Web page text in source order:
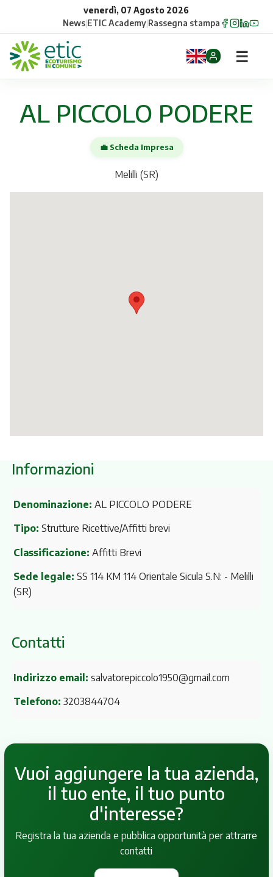
venerdì, 07 Agosto 2026
News|ETIC Academy|Rassegna stampa
Opportunità
☰
AL PICCOLO PODERE
💼 Scheda Impresa
Melilli (SR)
Informazioni
Denominazione: AL PICCOLO PODERE
Tipo: Strutture Ricettive/Affitti brevi
Classificazione: Affitti Brevi
Sede legale: SS 114 KM 114 Orientale Sicula S.N: - Melilli
(SR)
Contatti
Indirizzo email: salvatorepiccolo1950@gmail.com
Telefono: 3203844704
Vuoi aggiungere la tua azienda,
il tuo ente, il tuo punto
d'interesse?
Registra la tua azienda e pubblica opportunità per attrarre
contatti